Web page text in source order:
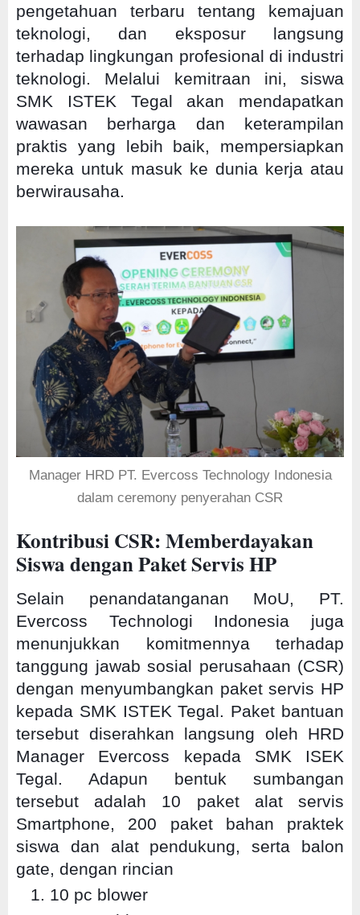
pengetahuan terbaru tentang kemajuan
teknologi, dan eksposur langsung
terhadap lingkungan profesional di industri
teknologi. Melalui kemitraan ini, siswa
SMK ISTEK Tegal akan mendapatkan
wawasan berharga dan keterampilan
praktis yang lebih baik, mempersiapkan
mereka untuk masuk ke dunia kerja atau
berwirausaha.
Manager HRD PT. Evercoss Technology Indonesia
dalam ceremony penyerahan CSR
Kontribusi CSR: Memberdayakan
Siswa dengan Paket Servis HP
Selain penandatanganan MoU, PT.
Evercoss Technologi Indonesia juga
menunjukkan komitmennya terhadap
tanggung jawab sosial perusahaan (CSR)
dengan menyumbangkan paket servis HP
kepada SMK ISTEK Tegal. Paket bantuan
tersebut diserahkan langsung oleh HRD
Manager Evercoss kepada SMK ISEK
Tegal. Adapun bentuk sumbangan
tersebut adalah 10 paket alat servis
Smartphone, 200 paket bahan praktek
siswa dan alat pendukung, serta balon
gate, dengan rincian
10 pc blower